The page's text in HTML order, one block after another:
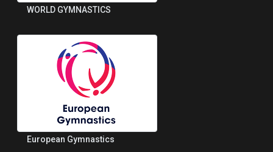
WORLD GYMNASTICS
European Gymnastics